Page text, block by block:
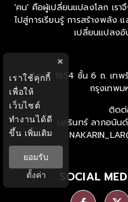
'คน' คือผู้เปลี่ยนแปลงโลก เรา
ไปสู่การเรียนรู้ การสร้างพลัง
เปลี่ยนแปลง
ที่อยู่ : 1854 ชั้น 6 ถ. เทพ
กรุงเทพ
ติดต่
นครินทร์ ลาภอนัน
SOCIAL
×
เราใช้คุกกี้
เพื่อให้
เว็บไซต์
ทำงานได้ดี
ขึ้น เพิ่มเติม
ยอมรับ
ตั้งค่า